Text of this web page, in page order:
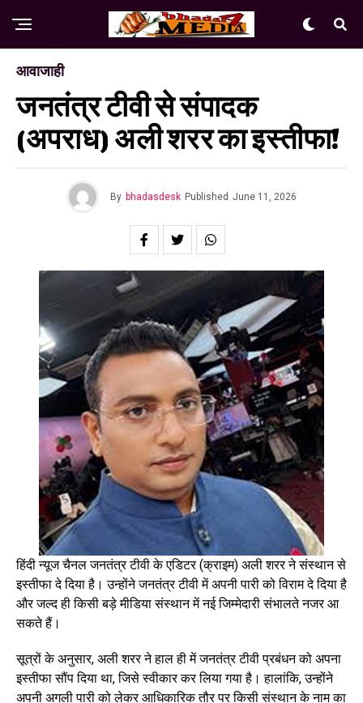
आवाजाही
जनतंत्र टीवी से संपादक
(अपराध) अली शरर का इस्तीफा!
By bhadasdesk Published June 11, 2026
हिंदी न्यूज चैनल जनतंत्र टीवी के एडिटर (क्राइम) अली शरर ने संस्थान से
इस्तीफा दे दिया है। उन्होंने जनतंत्र टीवी में अपनी पारी को विराम दे दिया है
और जल्द ही किसी बड़े मीडिया संस्थान में नई जिम्मेदारी संभालते नजर आ
सकते हैं।
सूत्रों के अनुसार, अली शरर ने हाल ही में जनतंत्र टीवी प्रबंधन को अपना
इस्तीफा सौंप दिया था, जिसे स्वीकार कर लिया गया है। हालांकि, उन्होंने
अपनी अगली पारी को लेकर आधिकारिक तौर पर किसी संस्थान के नाम का